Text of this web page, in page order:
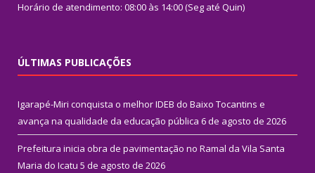
Horário de atendimento: 08:00 às 14:00 (Seg até Quin)
ÚLTIMAS PUBLICAÇÕES
Igarapé-Miri conquista o melhor IDEB do Baixo Tocantins e
avança na qualidade da educação pública 6 de agosto de 2026
Prefeitura inicia obra de pavimentação no Ramal da Vila Santa
Maria do Icatu 5 de agosto de 2026